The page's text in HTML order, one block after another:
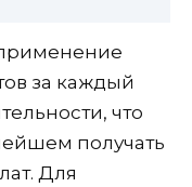
за каждый
что
получать
Для